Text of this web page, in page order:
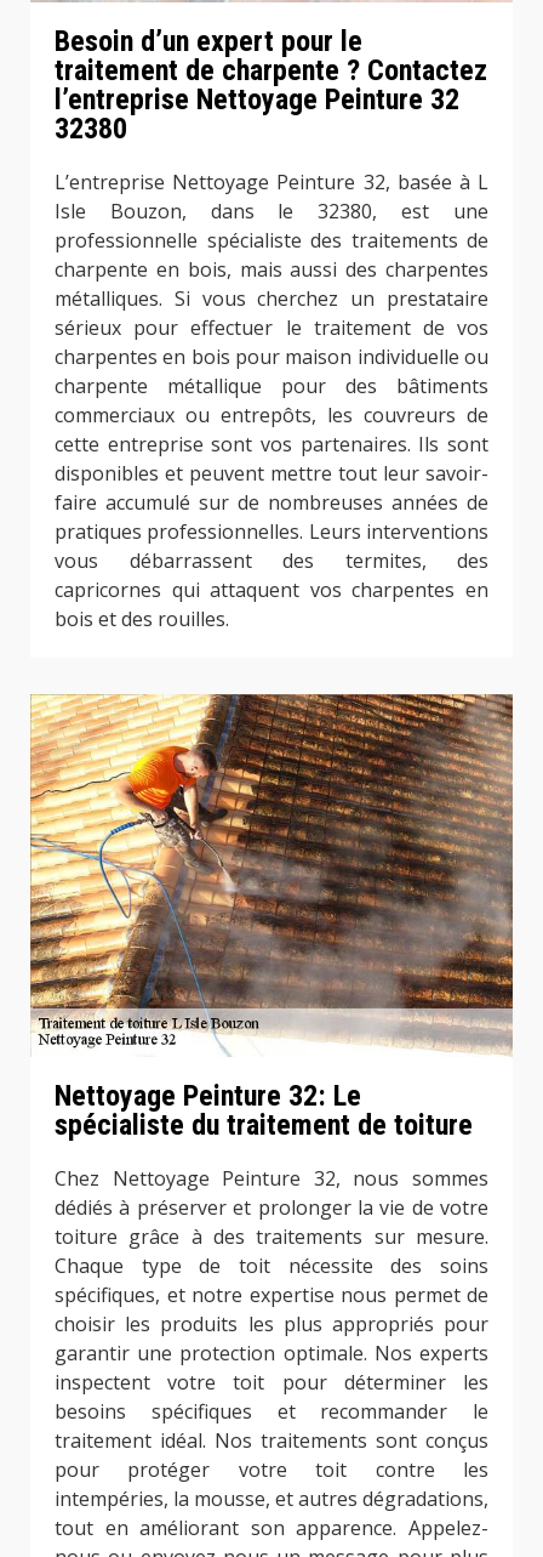
Besoin d’un expert pour le
traitement de charpente ? Contactez
l’entreprise Nettoyage Peinture 32
32380
L’entreprise Nettoyage Peinture 32, basée à L
Isle Bouzon, dans le 32380, est une
professionnelle spécialiste des traitements de
charpente en bois, mais aussi des charpentes
métalliques. Si vous cherchez un prestataire
sérieux pour effectuer le traitement de vos
charpentes en bois pour maison individuelle ou
charpente métallique pour des bâtiments
commerciaux ou entrepôts, les couvreurs de
cette entreprise sont vos partenaires. Ils sont
disponibles et peuvent mettre tout leur savoir-
faire accumulé sur de nombreuses années de
pratiques professionnelles. Leurs interventions
vous débarrassent des termites, des
capricornes qui attaquent vos charpentes en
bois et des rouilles.
Nettoyage Peinture 32: Le
spécialiste du traitement de toiture
Chez Nettoyage Peinture 32, nous sommes
dédiés à préserver et prolonger la vie de votre
toiture grâce à des traitements sur mesure.
Chaque type de toit nécessite des soins
spécifiques, et notre expertise nous permet de
choisir les produits les plus appropriés pour
garantir une protection optimale. Nos experts
inspectent votre toit pour déterminer les
besoins spécifiques et recommander le
traitement idéal. Nos traitements sont conçus
pour protéger votre toit contre les
intempéries, la mousse, et autres dégradations,
tout en améliorant son apparence. Appelez-